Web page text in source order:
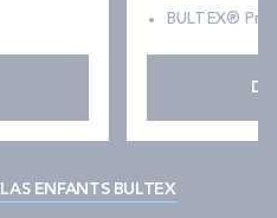
BULTEX®
ENFANTS BULTEX